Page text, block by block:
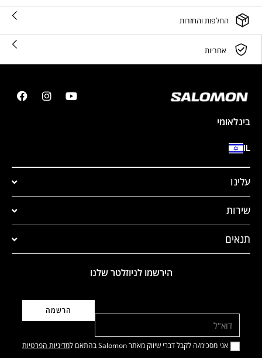
החלפות והחזרות
אחריות
בינלאומי
IL
עלינו
שירות
תנאים
הירשמו לניוזלטר שלנו
אני מסכימ/ה לקבל דברי שיווק מאתר Salomon בהתאם ל מדיניות הפרטיות